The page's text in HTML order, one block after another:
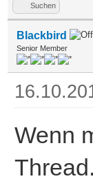
Suchen
Blackbird
Senior Member
Wenn